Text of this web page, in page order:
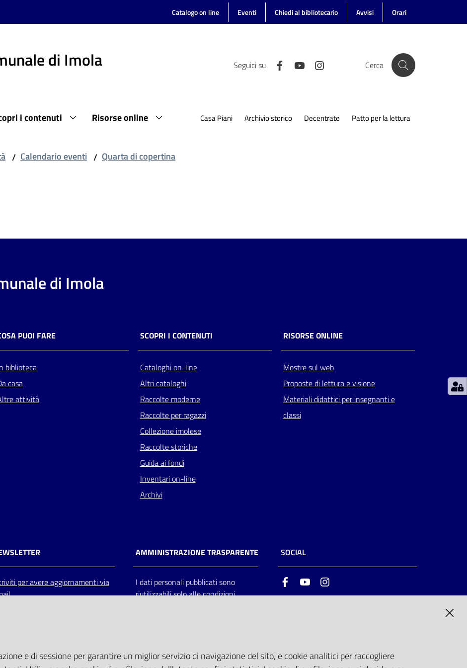
Catalogo on line Eventi Chiedi al bibliotecario Avvisi Orari
di Imola Seguici su Cerca
i contenuti Risorse online Casa Piani Archivio storico Decentrate Patto per la lettura
/ Calendario eventi / Quarta di copertina
di Imola
PUOI FARE
biblioteca
casa
attività
SCOPRI I CONTENUTI
Cataloghi on-line
Altri cataloghi
Raccolte moderne
Raccolte per ragazzi
Collezione imolese
Raccolte storiche
Guida ai fondi
Inventari on-line
Archivi
RISORSE ONLINE
Mostre sul web
Proposte di lettura e visione
Materiali didattici per insegnanti e
classi
per avere aggiornamenti via
AMMINISTRAZIONE TRASPARENTE
I dati personali pubblicati sono
riutilizzabili solo alle condizioni
SOCIAL
FacebookYoutube
e di sessione per garantire un miglior servizio di navigazione del sito, e cookie analitici per raccogliere